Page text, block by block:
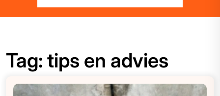
Tag: tips en advies